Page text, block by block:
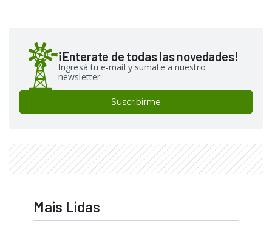
¡Enterate de todas las novedades!
Ingresá tu e-mail y sumate a nuestro
newsletter
Suscribirme
Mais Lidas